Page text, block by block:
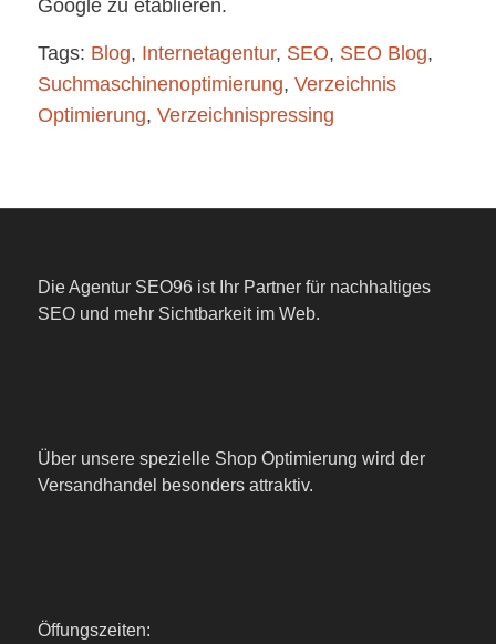
Google zu etablieren.
Tags: Blog, Internetagentur, SEO, SEO Blog,
Suchmaschinenoptimierung, Verzeichnis
Optimierung, Verzeichnispressing
Die Agentur SEO96 ist Ihr Partner für nachhaltiges
SEO und mehr Sichtbarkeit im Web.
Über unsere spezielle Shop Optimierung wird der
Versandhandel besonders attraktiv.
Öffungszeiten: